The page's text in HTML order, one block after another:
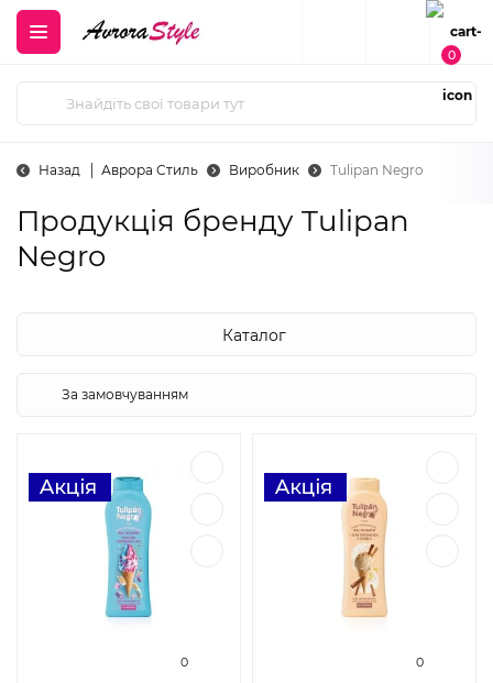
0
Назад Аврора Стиль Виробник Tulipan Negro
Продукція бренду Tulipan
Negro
Каталог
0 0